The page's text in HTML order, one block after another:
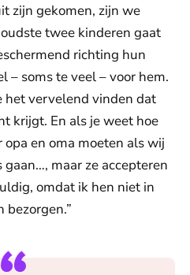
zijn gekomen, zijn we
twee kinderen gaat
richting hun
– soms te veel – voor hem.
het vervelend vinden dat
krijgt. En als je weet hoe
en oma moeten als wij
maar ze accepteren
omdat ik hen niet in
bezorgen.”